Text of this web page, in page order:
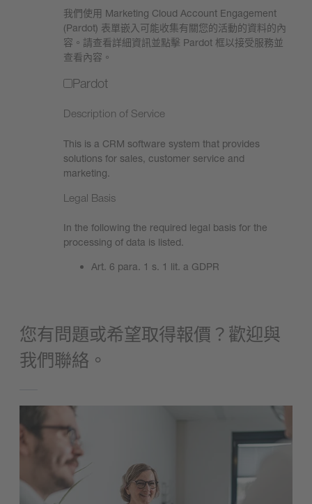
我們使用 Marketing Cloud Account Engagement
(Pardot) 表單嵌入可能收集有關您的活動的資料的內
容。請查看詳細資訊並點擊 Pardot 框以接受服務並
查看內容。
Pardot
Description of Service
This is a CRM software system that provides
solutions for sales, customer service and
marketing.
Legal Basis
In the following the required legal basis for the
processing of data is listed.
Art. 6 para. 1 s. 1 lit. a GDPR
您有問題或希望取得報價？歡迎與
我們聯絡。